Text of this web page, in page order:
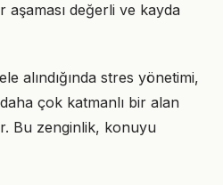
değerli ve kayda
alındığında stres yönetimi,
çok katmanlı bir alan
Bu zenginlik, konuyu